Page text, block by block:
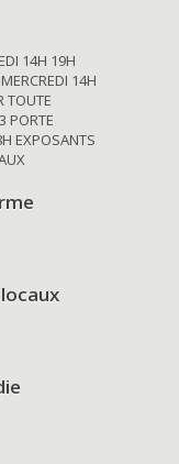
14H 19H
14H
TOUTE
PORTE
EXPOSANTS